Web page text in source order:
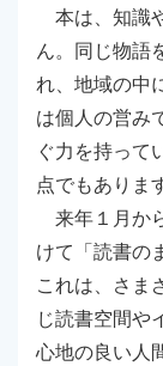
本は、知識
ん。同じ物語
れ、地域の中
は個人の営み
ぐ力を持って
点でもありま
来年１月か
けて「読書の
これは、さま
じ読書空間や
心地の良い人